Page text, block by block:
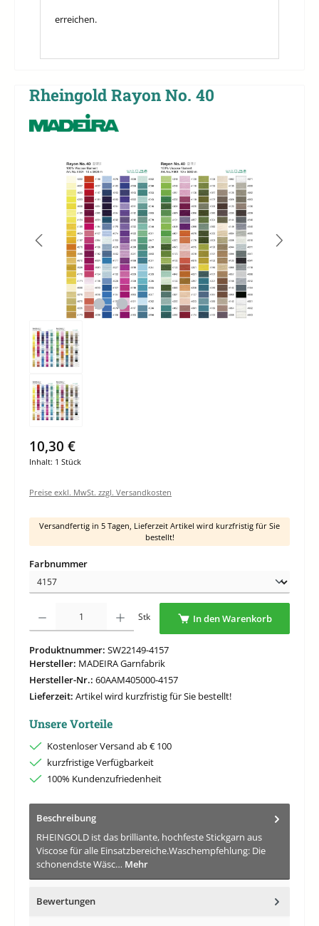
erreichen.
Rheingold Rayon No. 40
Bildergalerie überspringen
10,30 €
Inhalt: 1 Stück
Preise exkl. MwSt. zzgl. Versandkosten
Versandfertig in 5 Tagen, Lieferzeit Artikel wird kurzfristig für Sie
bestellt!
Farbnummerauswählen
Produkt Anzahl: Gib den gewünschten Wert ein oder benutze die Schaltflächen um
Stk In den Warenkorb
Produktnummer: SW22149-4157
Hersteller: MADEIRA Garnfabrik
Hersteller-Nr.: 60AAM405000-4157
Lieferzeit: Artikel wird kurzfristig für Sie bestellt!
Unsere Vorteile
Kostenloser Versand ab € 100
kurzfristige Verfügbarkeit
100% Kundenzufriedenheit
Beschreibung
RHEINGOLD ist das brilliante, hochfeste Stickgarn aus
Viscose für alle Einsatzbereiche.Waschempfehlung: Die
schonendste Wäsc… Mehr
Bewertungen